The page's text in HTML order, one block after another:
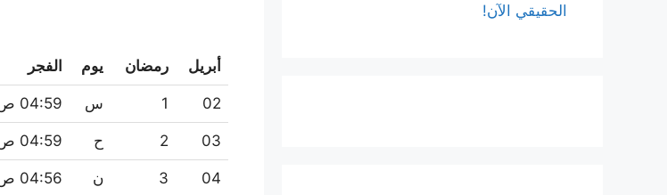
أبريل رمضان يوم الفجر
02
1 س 04:59 ص
03
2 ح 04:59 ص
04
3 ن 04:56 ص
الحقيقي الآن!